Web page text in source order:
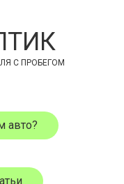
С ПРОБЕГОМ
авто?